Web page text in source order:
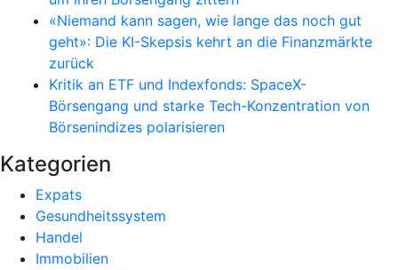
«Niemand kann sagen, wie lange das noch gut
geht»: Die KI-Skepsis kehrt an die Finanzmärkte
zurück
Kritik an ETF und Indexfonds: SpaceX-
Börsengang und starke Tech-Konzentration von
Börsenindizes polarisieren
Kategorien
Expats
Gesundheitssystem
Handel
Immobilien